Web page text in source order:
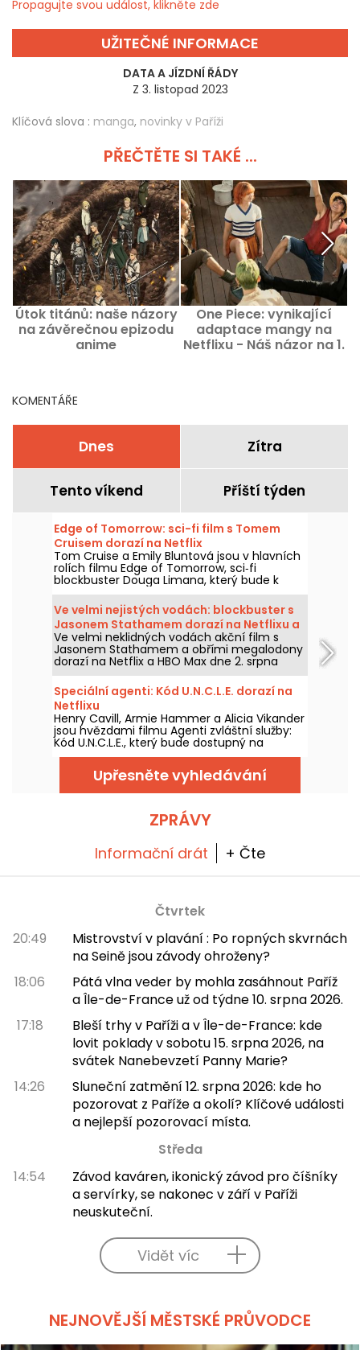
Propagujte svou událost, klikněte zde
UŽITEČNÉ INFORMACE
DATA A JÍZDNÍ ŘÁDY
Z 3. listopad 2023
Klíčová slova : manga, novinky v Paříži
PŘEČTĚTE SI TAKÉ ...
Útok titánů: naše názory
na závěrečnou epizodu
anime
One Piece: vynikající
adaptace mangy na
Netflixu - Náš názor na 1.
KOMENTÁŘE
Dnes Zítra
Tento víkend Příští týden
Edge of Tomorrow: sci-fi film s Tomem
Cruisem dorazí na Netflix
Tom Cruise a Emily Bluntová jsou v hlavních
rolích filmu Edge of Tomorrow, sci‑fi
blockbuster Douga Limana, který bude k
dispozici na Netflixu od 6. srpna 2026.
Ve velmi nejistých vodách: blockbuster s
Jasonem Stathamem dorazí na Netflixu a
HBO Max
Ve velmi neklidných vodách akční film s
Jasonem Stathamem a obřími megalodony
dorazí na Netflix a HBO Max dne 2. srpna
2026.
Speciální agenti: Kód U.N.C.L.E. dorazí na
Netflixu
Henry Cavill, Armie Hammer a Alicia Vikander
jsou hvězdami filmu Agenti zvláštní služby:
Kód U.N.C.L.E., který bude dostupný na
Netflixu od 6. srpna 2026.
Upřesněte vyhledávání
ZPRÁVY
Informační drát + Čte
Čtvrtek
20:49
Mistrovství v plavání : Po ropných skvrnách
na Seině jsou závody ohroženy?
18:06
Pátá vlna veder by mohla zasáhnout Paříž
a Île-de-France už od týdne 10. srpna 2026.
17:18
Bleší trhy v Paříži a v Île-de-France: kde
lovit poklady v sobotu 15. srpna 2026, na
svátek Nanebevzetí Panny Marie?
14:26
Sluneční zatmění 12. srpna 2026: kde ho
pozorovat z Paříže a okolí? Klíčové události
a nejlepší pozorovací místa.
Středa
14:54
Závod kaváren, ikonický závod pro číšníky
a servírky, se nakonec v září v Paříži
neuskuteční.
Vidět víc
NEJNOVĚJŠÍ MĚSTSKÉ PRŮVODCE